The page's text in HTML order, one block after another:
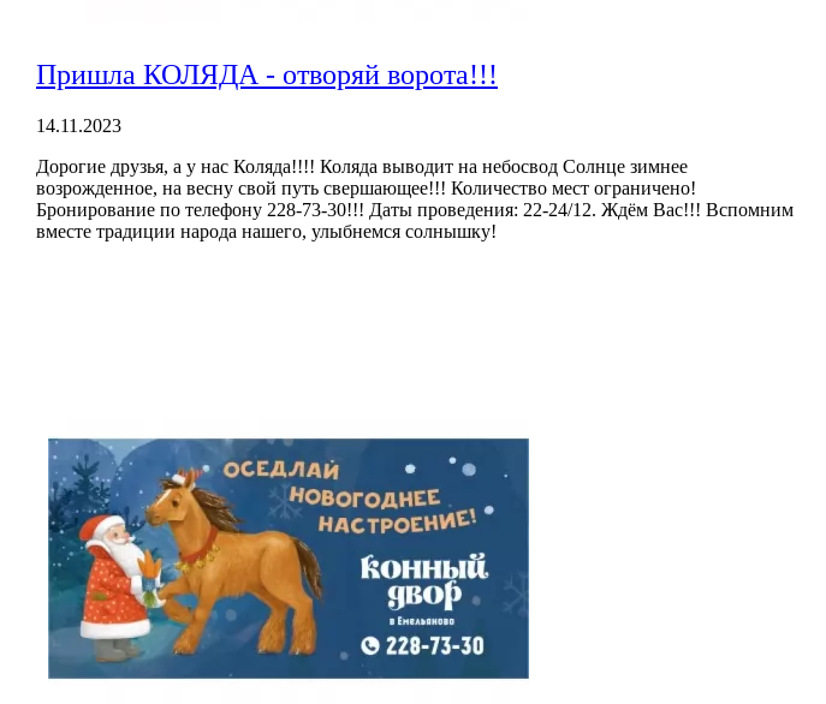
Пришла КОЛЯДА - отворяй ворота!!!
14.11.2023
Дорогие друзья, а у нас Коляда!!!! Коляда выводит на небосвод Солнце зимнее
возрожденное, на весну свой путь свершающее!!! Количество мест ограничено!
Бронирование по телефону 228-73-30!!! Даты проведения: 22-24/12. Ждём Вас!!! Вспомним
вместе традиции народа нашего, улыбнемся солнышку!